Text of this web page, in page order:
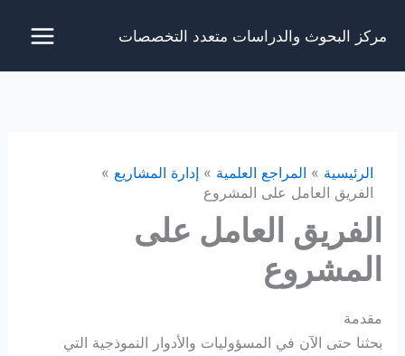
مركز البحوث والدراسات متعدد التخصصات
الرئيسية المراجع العلمية
إدارة المشاريع
الفريق العامل على المشروع
الفريق العامل على
المشروع
مقدمة
بحثنا حتى الآن في المسؤوليات والأدوار النموذجية التي